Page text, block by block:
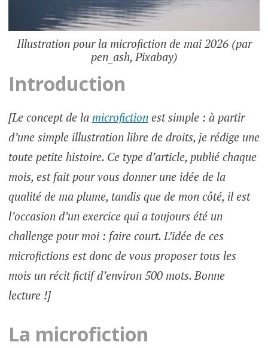
Illustration pour la microfiction de mai 2026 (par
pen_ash, Pixabay)
Introduction
[Le concept de la microfictionest simple : à partir
d’une simple illustration libre de droits, je rédige une
toute petite histoire. Ce type d’article, publié chaque
mois, est fait pour vous donner une idée de la
qualité de ma plume, tandis que de mon côté, il est
l’occasion d’un exercice qui a toujours été un
challenge pour moi : faire court. L’idée de ces
microfictions est donc de vous proposer tous les
mois un récit fictif d’environ 500 mots. Bonne
lecture !]
La microfiction